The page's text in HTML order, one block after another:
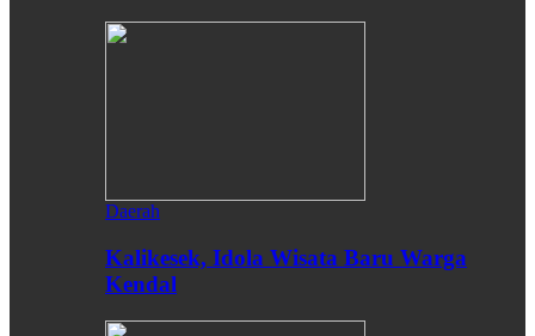
Daerah
Kalikesek, Idola Wisata Baru Warga
Kendal